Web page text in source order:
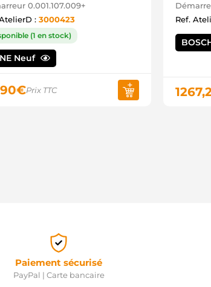
0.001.107.009+
: 3000423
(1 en stock)
Neuf
€Prix TTC
Ref.
Paiement sécurisé
PayPal | Carte bancaire